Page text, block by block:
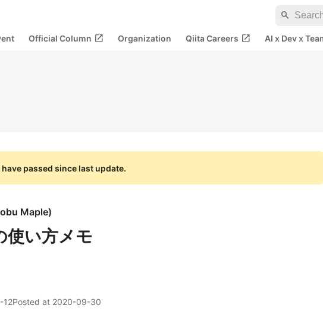
search
Official Column open_in_new Organization Qiita Careers open_in_new AI x Dev x
passed since last update.
Maple)
い方メモ
12Posted at 2020-09-30